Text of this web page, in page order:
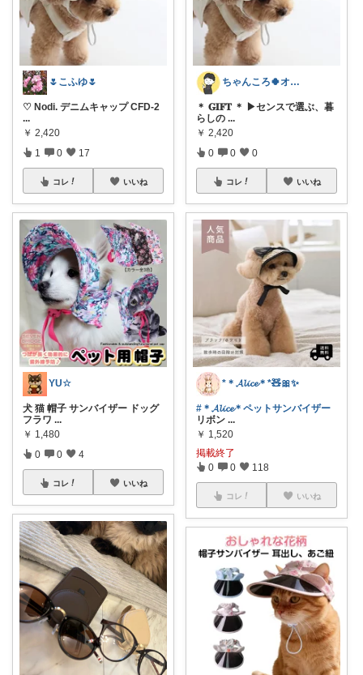
🌷こふゆ🌷
♡ Nodi. デニムキャップ CFD-2
...
￥ 2,420
1 0 17
コレ いいね
YU☆
犬 猫 帽子 サンバイザー ドッグ
フラワ ...
￥ 1,480
0 0 4
コレ いいね
ちゃんころ🍀オリ写/インテリア/キッズ
＊ 𝐆𝐈𝐅𝐓 ＊ ▶センスで選ぶ、暮
らしの ...
￥ 2,420
0 0 0
コレ いいね
*＊𝓐𝓵𝓲𝓬𝓮＊*🧸🎀✨
#＊𝓐𝓵𝓲𝓬𝓮＊ペットサンバイザー
リボン ...
￥ 1,520
掲載終了
0 0 118
コレ いいね